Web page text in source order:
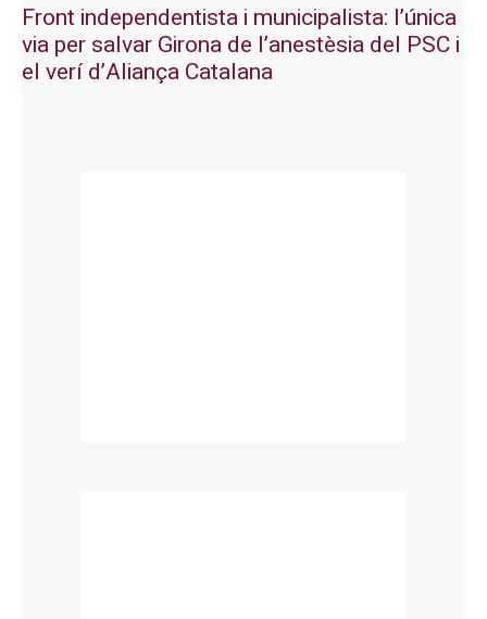
Front independentista i municipalista: l’única
via per salvar Girona de l’anestèsia del PSC i
el verí d’Aliança Catalana